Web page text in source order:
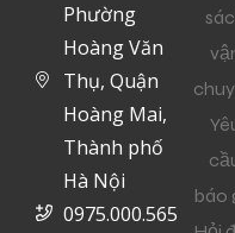
Phường
Hoàng Văn
Thụ, Quận
Hoàng Mai,
Thành phố
Hà Nội
0975.000.565
báo